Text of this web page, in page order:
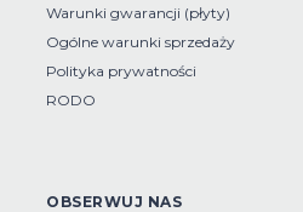
Warunki gwarancji (płyty)
Ogólne warunki sprzedaży
Polityka prywatności
RODO
OBSERWUJ NAS